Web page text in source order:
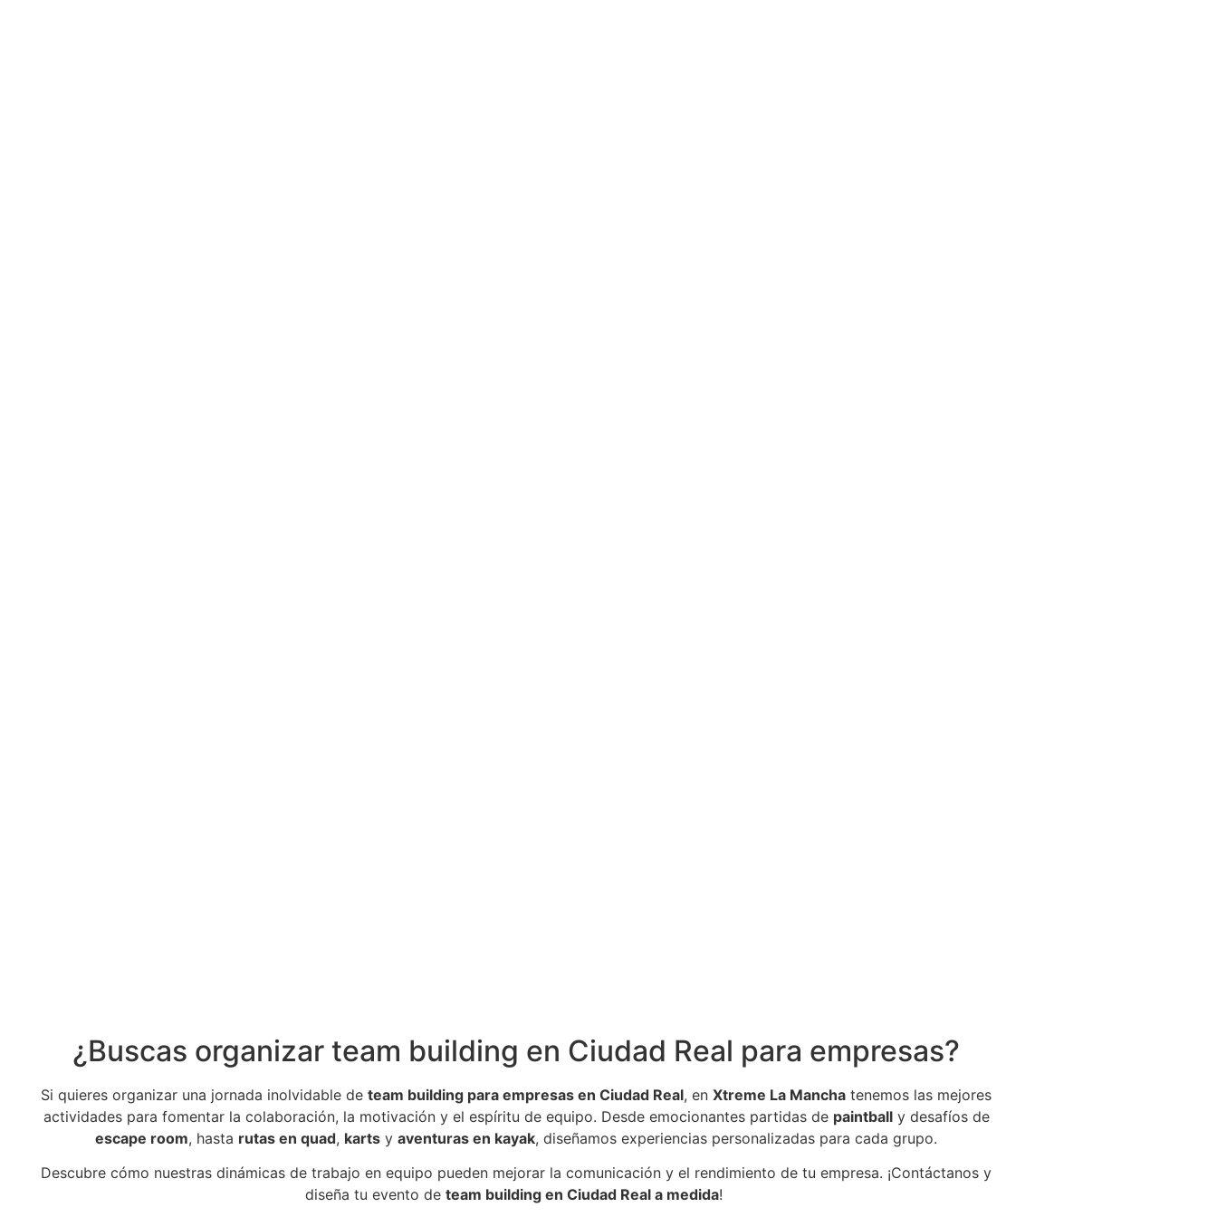
¿Buscas organizar team building en Ciudad Real para empresas?
Si quieres organizar una jornada inolvidable de team building para empresas en Ciudad Real, en Xtreme La Mancha tenemos las mejores
actividades para fomentar la colaboración, la motivación y el espíritu de equipo. Desde emocionantes partidas de paintbally desafíos de
escape room, hasta rutas en quad, karts y aventuras en kayak, diseñamos experiencias personalizadas para cada grupo.
Descubre cómo nuestras dinámicas de trabajo en equipo pueden mejorar la comunicación y el rendimiento de tu empresa. ¡Contáctanos y
diseña tu evento de team building en Ciudad Real a medida!